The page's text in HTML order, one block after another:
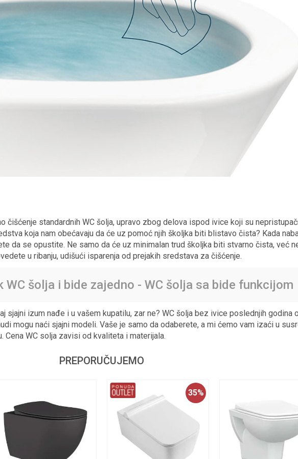
čišćenje standardnih WC šolja, upravo zbog delova ispod ivice koji su
koja nam obećavaju da će uz pomoć njih školjka biti blistavo čista? Kada
da se opustite. Ne samo da će uz minimalan trud školjka biti stvarno čista, već
u ribanju, udišući isparenja od prejakih sredstava za čišćenje.
WC šolja i bide zajedno - WC šolja sa bide funkcijom
sjajni izum nađe i u vašem kupatilu, zar ne? WC šolja bez ivice poslednjih godina
mogu naći sjajni modeli. Vaše je samo da odaberete, a mi ćemo vam izaći u
Cena WC solja zavisi od kvaliteta i materijala.
PREPORUČUJEMO
35%